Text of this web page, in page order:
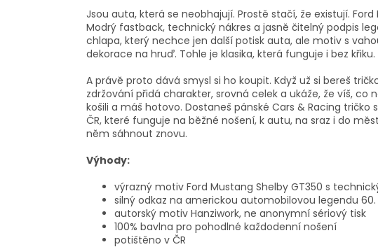
Jsou auta, která se neobhajují. Prostě stačí, že existují.
Modrý fastback, technický nákres a jasně čitelný podpis
chlapa, který nechce jen další potisk auta, ale motiv s
dekorace na hruď. Tohle je klasika, která funguje i bez křiku.
A právě proto dává smysl si ho koupit. Když už si bereš
zdržování přidá charakter, srovná celek a ukáže, že víš, co
košili a máš hotovo. Dostaneš pánské Cars & Racing
ČR, které funguje na běžné nošení, k autu, na sraz i do
něm sáhnout znovu.
Výhody:
výrazný motiv Ford Mustang Shelby GT350 s
silný odkaz na americkou automobilovou legendu
autorský motiv Hanziwork, ne anonymní sériový tisk
100% bavlna pro pohodlné každodenní nošení
potištěno v ČR